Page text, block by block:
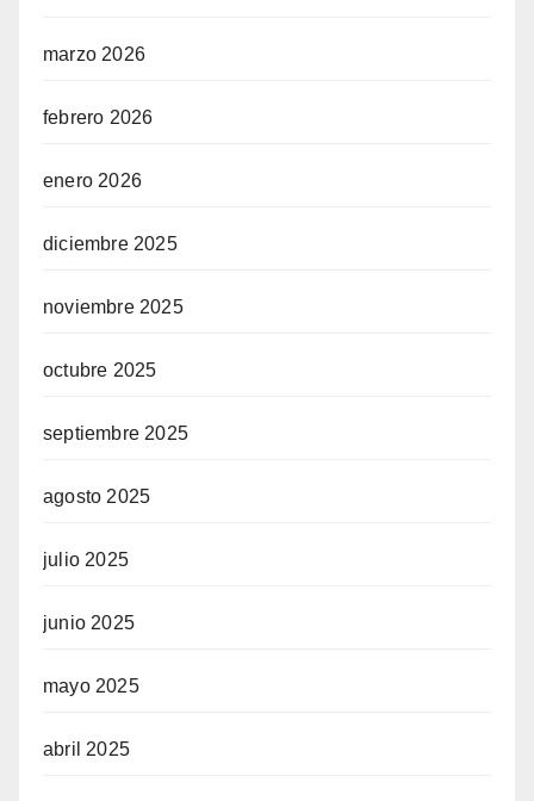
marzo 2026
febrero 2026
enero 2026
diciembre 2025
noviembre 2025
octubre 2025
septiembre 2025
agosto 2025
julio 2025
junio 2025
mayo 2025
abril 2025